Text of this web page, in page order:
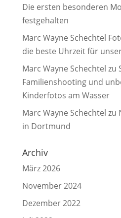
Die ersten besonderen
festgehalten
Marc Wayne Schechtel
die beste Uhrzeit für
Marc Wayne Schechtel zu
Familienshooting und
Kinderfotos am Wasser
Marc Wayne Schechtel zu
in Dortmund
Archiv
März 2026
November 2024
Dezember 2022